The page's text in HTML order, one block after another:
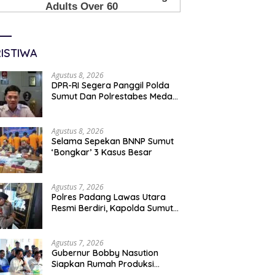
Agustus 8, 2026
DPR-RI Segera Panggil Polda
Sumut Dan Polrestabes Medan
Agustus 8, 2026
Selama Sepekan BNNP Sumut
‘Bongkar’ 3 Kasus Besar
Agustus 7, 2026
Polres Padang Lawas Utara
Resmi Berdiri, Kapolda Sumut
Agustus 7, 2026
Gubernur Bobby Nasution
Siapkan Rumah Produksi